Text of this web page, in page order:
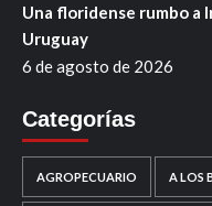
Una floridense rumbo a
Uruguay
6 de agosto de 2026
Categorías
AGROPECUARIO A LOS